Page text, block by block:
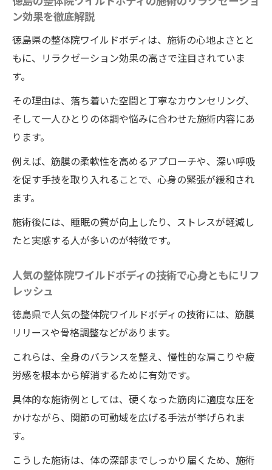
ン効果を徹底解説
徳島県の整体院ワイルドボディは、施術の心地よさとと
もに、リラクゼーション効果の高さで注目されていま
す。
その理由は、落ち着いた空間と丁寧なカウンセリング、
そして一人ひとりの体調や悩みに合わせた施術内容にあ
ります。
例えば、筋膜の柔軟性を高めるアプローチや、深い呼吸
を促す手技を取り入れることで、心身の緊張が緩和され
ます。
施術後には、睡眠の質が向上したり、ストレスが軽減し
たと実感する人が多いのが特徴です。
人気の整体院ワイルドボディの技術で心身ともにリフ
レッシュ
徳島県で人気の整体院ワイルドボディの技術には、筋膜
リリースや骨格調整などがあります。
これらは、全身のバランスを整え、慢性的な肩こりや疲
労感を根本から解消するために有効です。
具体的な施術例としては、硬くなった筋肉に適度な圧を
かけながら、関節の可動域を広げる手法が挙げられま
す。
こうした施術は、体の深部までしっかり届くため、施術